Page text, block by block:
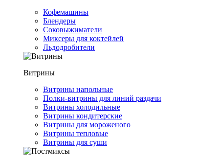
Кофемашины
Блендеры
Соковыжиматели
Миксеры для коктейлей
Льдодробители
Витрины
Витрины напольные
Полки-витрины для линий раздачи
Витрины холодильные
Витрины кондитерские
Витрины для мороженого
Витрины тепловые
Витрины для суши